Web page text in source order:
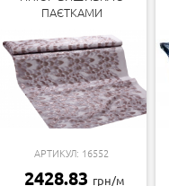
ПАЄТКАМИ
АРТИКУЛ: 16552
2428.83 грн/м